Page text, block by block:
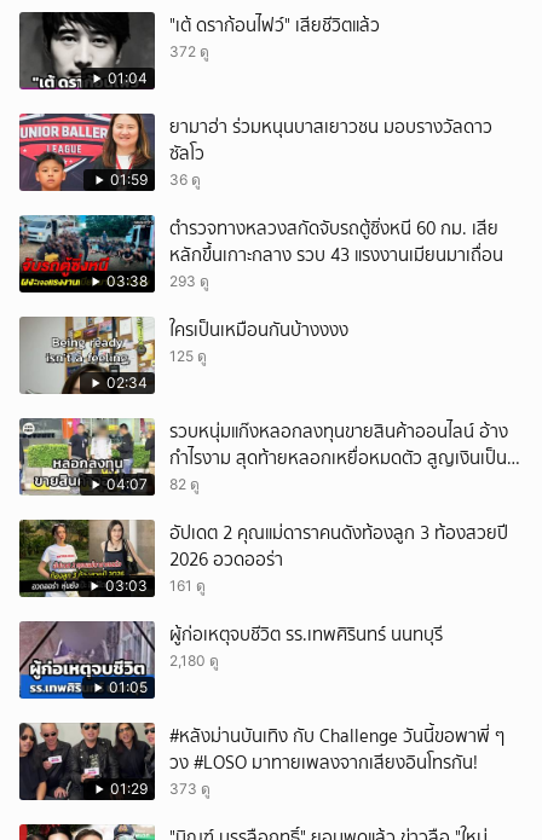
01:04
"เต้ ดราก้อนไฟว์" เสียชีวิตแล้ว
372 ดู
01:59
ยามาฮ่า ร่วมหนุนบาสเยาวชน มอบรางวัลดาว
ซัลโว
36 ดู
03:38
ตำรวจทางหลวงสกัดจับรถตู้ซิ่งหนี 60 กม. เสีย
หลักขึ้นเกาะกลาง รวบ 43 แรงงานเมียนมาเถื่อน
293 ดู
02:34
ใครเป็นเหมือนกันบ้างงงง
125 ดู
04:07
รวบหนุ่มแก๊งหลอกลงทุนขายสินค้าออนไลน์ อ้าง
กำไรงาม สุดท้ายหลอกเหยื่อหมดตัว สูญเงินเป็น
แสนบาท ยังให้การปฏิเสธ
82 ดู
03:03
อัปเดต 2 คุณแม่ดาราคนดังท้องลูก 3 ท้องสวยปี
2026 อวดออร่า
161 ดู
01:05
ผู้ก่อเหตุจบชีวิต รร.เทพศิรินทร์ นนทบุรี
2,180 ดู
01:29
#หลังม่านบันเทิง กับ Challenge วันนี้ขอพาพี่ ๆ
วง #LOSO มาทายเพลงจากเสียงอินโทรกัน!
373 ดู